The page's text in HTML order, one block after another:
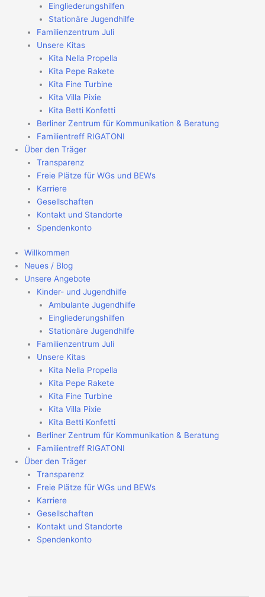
Eingliederungshilfen
Stationäre Jugendhilfe
Familienzentrum Juli
Unsere Kitas
Kita Nella Propella
Kita Pepe Rakete
Kita Fine Turbine
Kita Villa Pixie
Kita Betti Konfetti
Berliner Zentrum für Kommunikation & Beratung
Familientreff RIGATONI
Über den Träger
Transparenz
Freie Plätze für WGs und BEWs
Karriere
Gesellschaften
Kontakt und Standorte
Spendenkonto
Willkommen
Neues / Blog
Unsere Angebote
Kinder- und Jugendhilfe
Ambulante Jugendhilfe
Eingliederungshilfen
Stationäre Jugendhilfe
Familienzentrum Juli
Unsere Kitas
Kita Nella Propella
Kita Pepe Rakete
Kita Fine Turbine
Kita Villa Pixie
Kita Betti Konfetti
Berliner Zentrum für Kommunikation & Beratung
Familientreff RIGATONI
Über den Träger
Transparenz
Freie Plätze für WGs und BEWs
Karriere
Gesellschaften
Kontakt und Standorte
Spendenkonto